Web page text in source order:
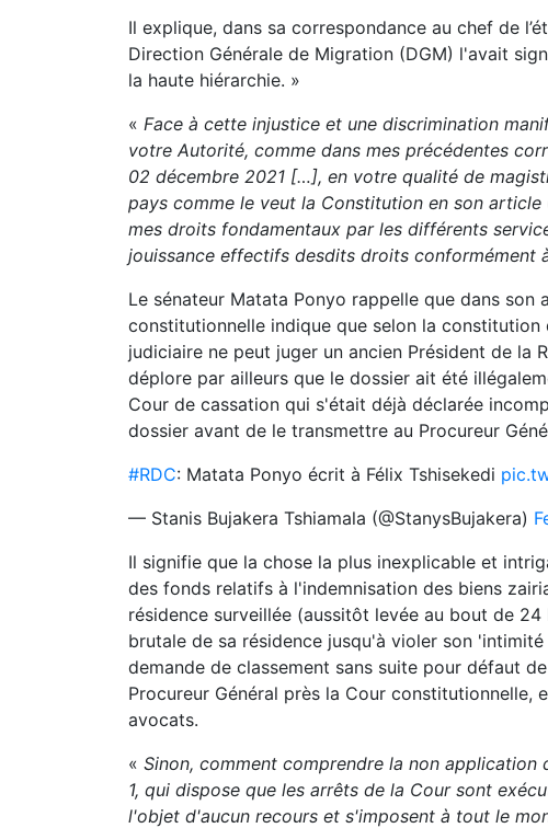
Il explique, dans sa correspondance au chef de
Direction Générale de Migration (DGM) l'avait
la haute hiérarchie. »
« Face à cette injustice et une discrimination
votre Autorité, comme dans mes précédentes
02 décembre 2021 […], en votre qualité de
pays comme le veut la Constitution en son
mes droits fondamentaux par les différents
jouissance effectifs desdits droits conformément
Le sénateur Matata Ponyo rappelle que dans son
constitutionnelle indique que selon la
judiciaire ne peut juger un ancien Président de la
déplore par ailleurs que le dossier ait été
Cour de cassation qui s'était déjà déclarée
dossier avant de le transmettre au Procureur
#RDC: Matata Ponyo écrit à Félix Tshisekedi
— Stanis Bujakera Tshiamala (@StanysBujakera)
Il signifie que la chose la plus inexplicable et
des fonds relatifs à l'indemnisation des biens
résidence surveillée (aussitôt levée au bout de
brutale de sa résidence jusqu'à violer son
demande de classement sans suite pour défaut
Procureur Général près la Cour constitutionnelle,
avocats.
« Sinon, comment comprendre la non
1, qui dispose que les arrêts de la Cour sont
l'objet d'aucun recours et s'imposent à tout le